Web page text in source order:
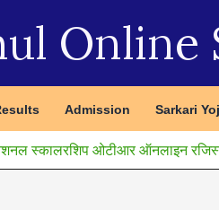
Online
Admission Sarkari
स्कालरशिप ओटीआर ऑनलाइन